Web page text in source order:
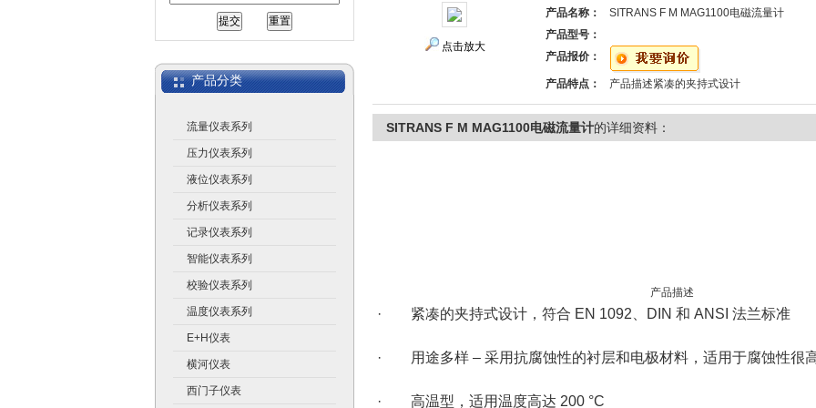
产品分类
流量仪表系列
压力仪表系列
液位仪表系列
分析仪表系列
记录仪表系列
智能仪表系列
校验仪表系列
温度仪表系列
E+H仪表
横河仪表
西门子仪表
点击放大
产品名称：
SITRANS F M MAG1100电磁流量计
产品型号：
产品报价：
产品特点： 产品描述紧凑的夹持式设计
SITRANS F M MAG1100电磁流量计的详细资料：
产品描述
· 紧凑的夹持式设计，符合 EN 1092、DIN 和 ANSI 法兰标准
· 用途多样 – 采用抗腐蚀性的衬层和电极材料，适用于腐蚀性很
· 高温型，适用温度高达 200 °C